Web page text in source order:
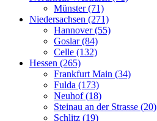
Münster (71)
Niedersachsen (271)
Hannover (55)
Goslar (84)
Celle (132)
Hessen (265)
Frankfurt Main (34)
Fulda (173)
Neuhof (18)
Steinau an der Strasse (20)
Schlitz (19)